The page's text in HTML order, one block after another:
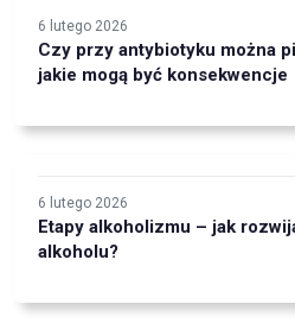
6 lutego 2026
Czy przy antybiotyku można
jakie mogą być konsekwencje
6 lutego 2026
Etapy alkoholizmu – jak
alkoholu?